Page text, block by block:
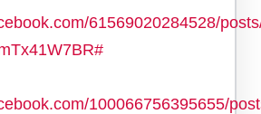
61569020284528/
100066756395655/